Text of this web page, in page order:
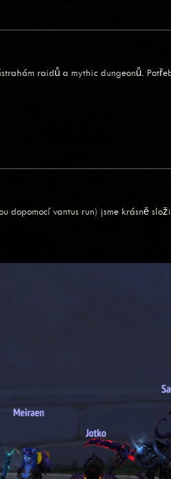
raidů a mythic dungeonů.
vantus run) jsme krásně